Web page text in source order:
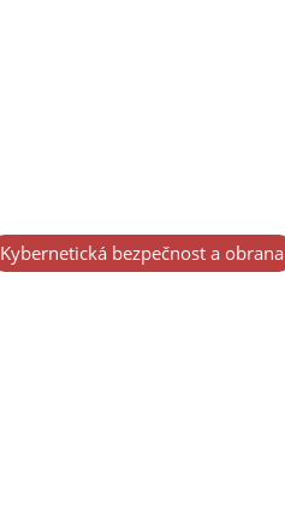
Kybernetická bezpečnost a obrana